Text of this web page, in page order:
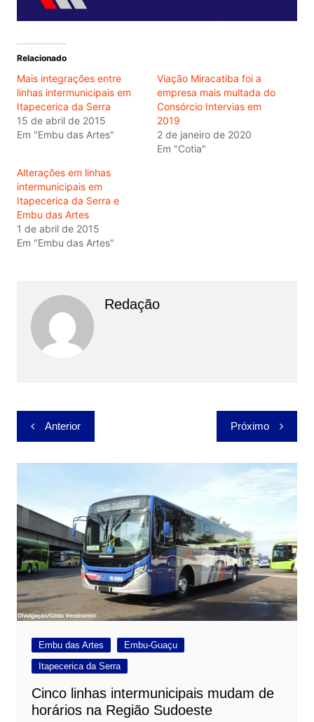
Relacionado
Mais integrações entre
linhas intermunicipais em
Itapecerica da Serra
15 de abril de 2015
Em "Embu das Artes"
Viação Miracatiba foi a
empresa mais multada do
Consórcio Intervias em
2019
2 de janeiro de 2020
Em "Cotia"
Alterações em linhas
intermunicipais em
Itapecerica da Serra e
Embu das Artes
1 de abril de 2015
Em "Embu das Artes"
Redação
Navegação
de
Post
Anterior Próximo
Embu das Artes
Embu-Guaçu
Itapecerica da Serra
Cinco linhas intermunicipais mudam de
horários na Região Sudoeste